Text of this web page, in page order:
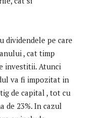
dividendele pe care
, cat timp
investitii. Atunci
va fi impozitat in
de capital , tot cu
de 23%. In cazul